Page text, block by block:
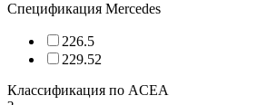
Спецификация Mercedes
226.5
229.52
Классификация по ACEA